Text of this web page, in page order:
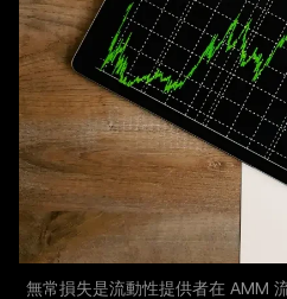
無常損失是流動性提供者在 AMM